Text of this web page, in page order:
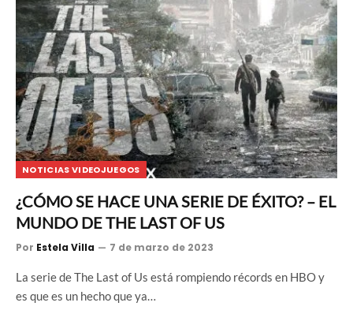
NOTICIAS VIDEOJUEGOS
¿CÓMO SE HACE UNA SERIE DE ÉXITO? – EL
MUNDO DE THE LAST OF US
Por Estela Villa 7 de marzo de 2023
La serie de The Last of Us está rompiendo récords en HBO y
es que es un hecho que ya…